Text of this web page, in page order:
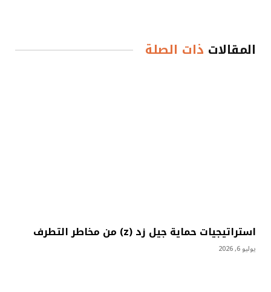
المقالات ذات الصلة
استراتيجيات حماية جيل زد (z) من مخاطر التطرف
يوليو 6, 2026